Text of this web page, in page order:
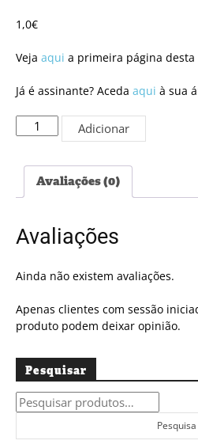
1,0€
Veja aqui a primeira página desta
Já é assinante? Aceda aqui à sua
Quantidade
de
PDF
#5439
Adicionar
Avaliações (0)
Avaliações
Ainda não existem avaliações.
Apenas clientes com sessão
produto podem deixar opinião.
Pesquisar
Pesquisar
por:
Pesquisa